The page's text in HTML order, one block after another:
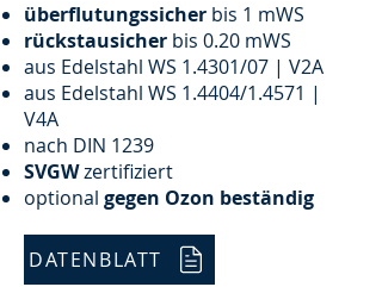
überflutungssicher bis 1 mWS
rückstausicher bis 0.20 mWS
aus Edelstahl WS 1.4301/07 | V2A
aus Edelstahl WS 1.4404/1.4571 |
V4A
nach DIN 1239
SVGWzertifiziert
optional gegen Ozon beständig
DATENBLATT